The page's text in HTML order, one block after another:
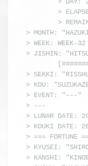
> MONTH:
> WEEK: WEEK-32
> JISHIN:
> SEKKI:
> KOU:
> EVENT: "---"
> ---
> LUNAR DATE:
> KOUKI DATE:
> === FORTUNE
> KYUSEI:
> KANSHI: